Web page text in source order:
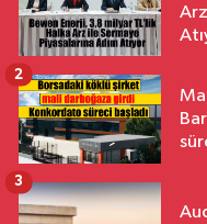
2
3